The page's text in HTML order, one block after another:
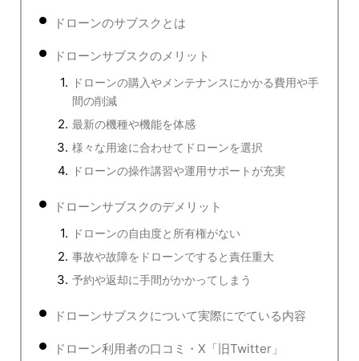
ドローンのサブスクとは
ドローンサブスクのメリット
ドローンの購入やメンテナンスにかかる費用や手
間の削減
最新の機種や機能を体感
様々な用途に合わせてドローンを選択
ドローンの操作講習や運用サポートが充実
ドローンサブスクのデメリット
ドローンの自由度と所有権がない
事故や故障をドローンですると責任重大
予約や返却に手間がかかってしまう
ドローンサブスクについて実際にでている内容
ドローン利用者の口コミ・X「旧Twitter」